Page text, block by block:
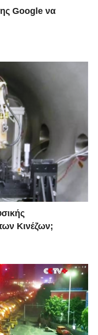
Google να
Κινέζων;